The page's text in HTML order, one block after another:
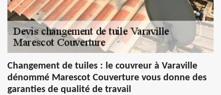
Changement de tuiles : le couvreur à Varaville
dénommé Marescot Couverture vous donne des
garanties de qualité de travail